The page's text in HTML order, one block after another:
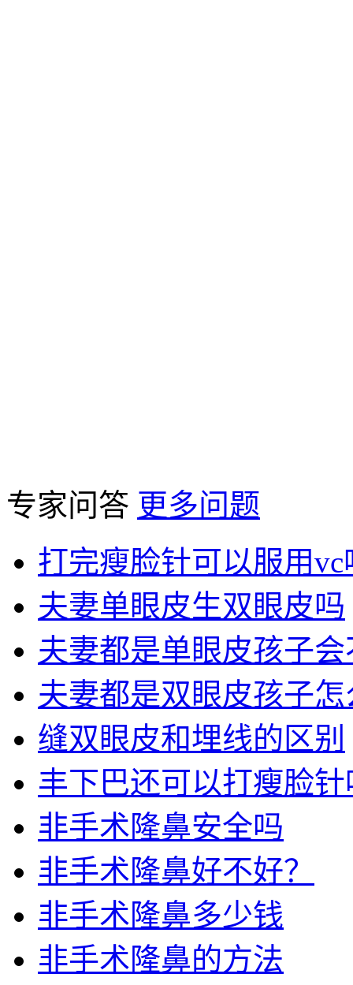
专家问答 更多问题
打完瘦脸针可以服用vc
夫妻单眼皮生双眼皮吗
夫妻都是单眼皮孩子
夫妻都是双眼皮孩子
缝双眼皮和埋线的区别
丰下巴还可以打瘦脸针
非手术隆鼻安全吗
非手术隆鼻好不好？
非手术隆鼻多少钱
非手术隆鼻的方法